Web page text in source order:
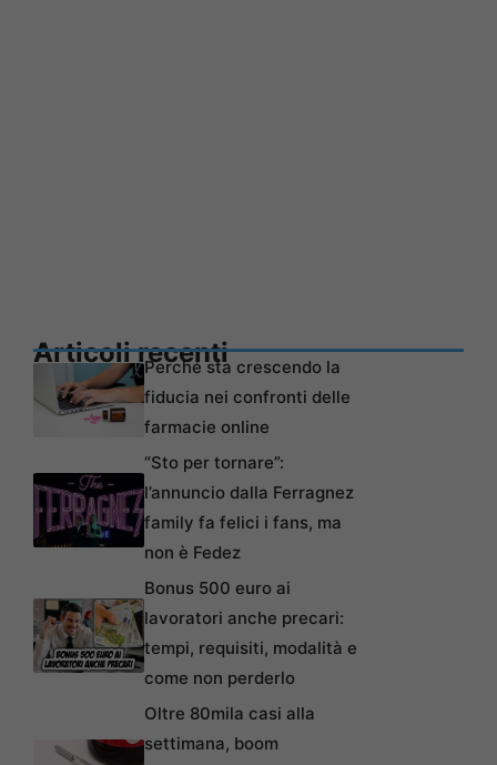
Articoli recentiPerché sta crescendo la
fiducia nei confronti delle
farmacie online
“Sto per tornare”:
l’annuncio dalla Ferragnez
family fa felici i fans, ma
non è Fedez
Bonus 500 euro ai
lavoratori anche precari:
tempi, requisiti, modalità e
come non perderlo
Oltre 80mila casi alla
settimana, boom